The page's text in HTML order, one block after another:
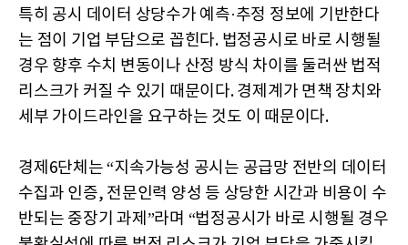
특히 공시 데이터 상당수가 예측·추정 정보에 기반한다
는 점이 기업 부담으로 꼽힌다. 법정공시로 바로 시행될
경우 향후 수치 변동이나 산정 방식 차이를 둘러싼 법적
리스크가 커질 수 있기 때문이다. 경제계가 면책 장치와
세부 가이드라인을 요구하는 것도 이 때문이다.
경제6단체는 “지속가능성 공시는 공급망 전반의 데이터
수집과 인증, 전문인력 양성 등 상당한 시간과 비용이 수
반되는 중장기 과제”라며 “법정공시가 바로 시행될 경우